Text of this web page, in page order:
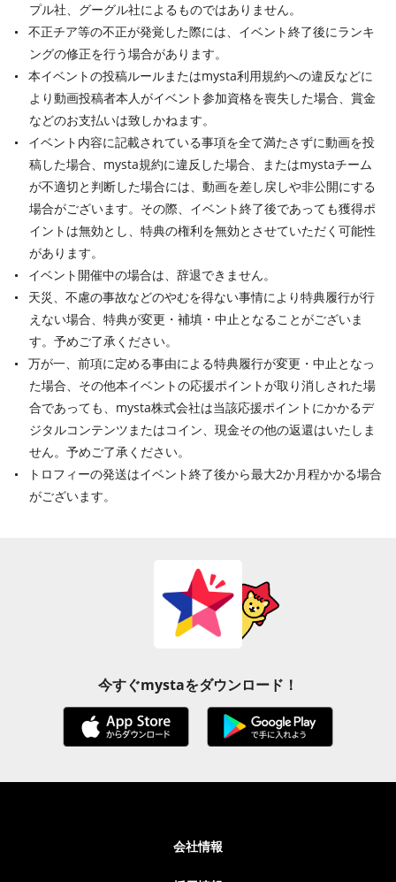
プル社、グーグル社によるものではありません。
不正チア等の不正が発覚した際には、イベント終了後にランキ
ングの修正を行う場合があります。
本イベントの投稿ルールまたはmysta利用規約への違反などに
より動画投稿者本人がイベント参加資格を喪失した場合、賞金
などのお支払いは致しかねます。
イベント内容に記載されている事項を全て満たさずに動画を投
稿した場合、mysta規約に違反した場合、またはmystaチーム
が不適切と判断した場合には、動画を差し戻しや非公開にする
場合がございます。その際、イベント終了後であっても獲得ポ
イントは無効とし、特典の権利を無効とさせていただく可能性
があります。
イベント開催中の場合は、辞退できません。
天災、不慮の事故などのやむを得ない事情により特典履行が行
えない場合、特典が変更・補填・中止となることがございま
す。予めご了承ください。
万が一、前項に定める事由による特典履行が変更・中止となっ
た場合、その他本イベントの応援ポイントが取り消しされた場
合であっても、mysta株式会社は当該応援ポイントにかかるデ
ジタルコンテンツまたはコイン、現金その他の返還はいたしま
せん。予めご了承ください。
トロフィーの発送はイベント終了後から最大2か月程かかる場合
がございます。
今すぐmystaをダウンロード！
会社情報